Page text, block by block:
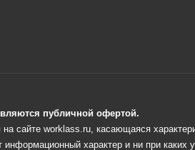
публичной офертой.
сайте worklass.ru, касающаяся
информационный характер и ни при каких